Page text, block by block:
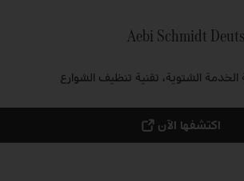
الشتوية، تقنية تنظيف الشوارع
اكتشفها الآن